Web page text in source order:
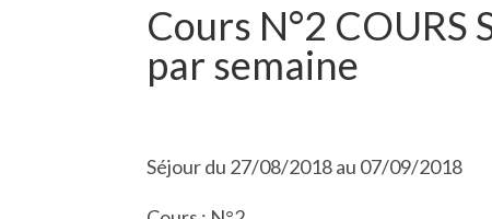
Cours N°2 COURS
par semaine
Séjour du 27/08/2018 au 07/09/2018